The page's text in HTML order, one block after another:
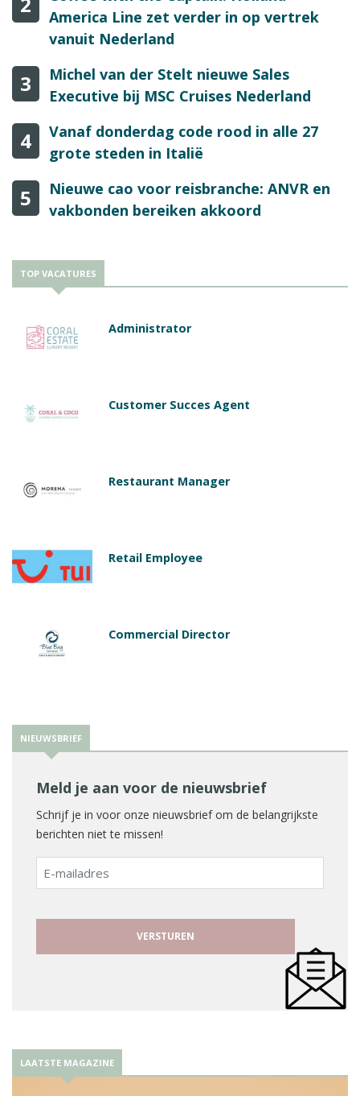
America Line zet verder in op vertrek
vanuit Nederland
3
Michel van der Stelt nieuwe Sales
Executive bij MSC Cruises Nederland
4
Vanaf donderdag code rood in alle 27
grote steden in Italië
5
Nieuwe cao voor reisbranche: ANVR en
vakbonden bereiken akkoord
TOP VACATURES
Administrator
Customer Succes Agent
Restaurant Manager
Retail Employee
Commercial Director
NIEUWSBRIEF
Meld je aan voor de nieuwsbrief
Schrijf je in voor onze nieuwsbrief om de belangrijkste
berichten niet te missen!
E-
mailadres
LAATSTE MAGAZINE